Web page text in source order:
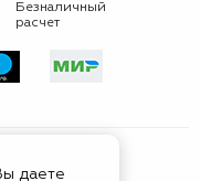
Безналичный
расчет
даете